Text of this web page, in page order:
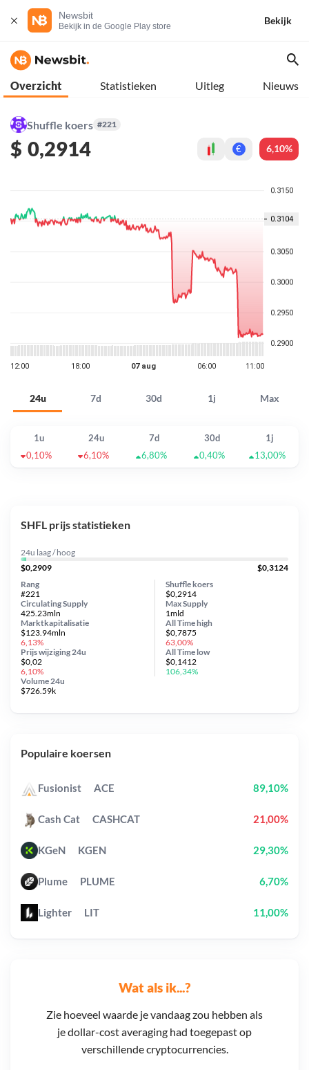
Newsbit
Bekijk in de Google Play store
Bekijk
Overzicht Statistieken Uitleg Nieuws
Shuffle koers #221
$ 0,2914 € 6,10%
24u 7d 30d 1j Max
1u 24u 7d 30d
1j
0,10%
6,10% 6,80% 0,40% 13,00%
Wat als ik...?
Zie hoeveel waarde je vandaag zou hebben als
je dollar-cost averaging had toegepast op
verschillende cryptocurrencies.
SHFL prijs statistieken
24u laag / hoog
$0,2909
$0,3124
Shuffle koers
$0,2914
Circulating Supply
425.23mln
Prijs wijziging 24u
$0,02
6,10%
Max Supply
1mld
Marktkapitalisatie
$123.94mln
6,13%
Volume 24u
$726.59k
Rang
#221
All Timehigh
$0,7875
63,00%
All Time low
$0,1412
106,34%
Populaire koersen
Fusionist ACE 89,10%
Cash Cat CASHCAT 21,00%
KGeN KGEN 29,30%
Plume PLUME 6,70%
Lighter LIT 11,00%